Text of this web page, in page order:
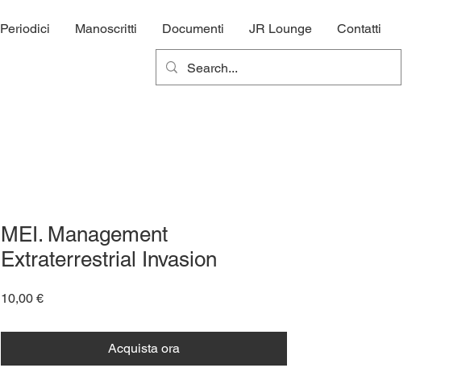
Periodici Manoscritti Documenti JR Lounge Contatti
MEI. Management
Extraterrestrial Invasion
10,00 €Prezzo
Acquista ora